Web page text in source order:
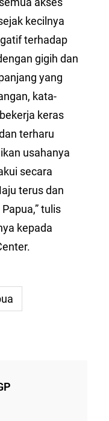
kecilnya
terhadap
gigih dan
yang
kata-
keras
terharu
usahanya
secara
terus dan
tulis
kepada